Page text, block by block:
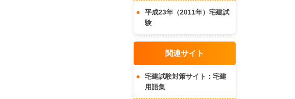
平成23年（2011年）宅建試
験
関連サイト
宅建試験対策サイト：宅建
用語集